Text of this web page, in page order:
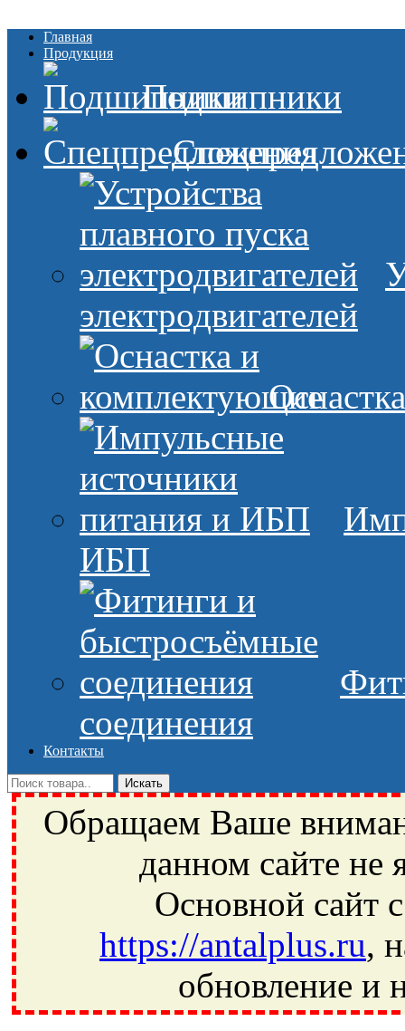
Главная
Продукция
Подшипники
электродвигателей
ИБП
соединения
Контакты
Обращаем Ваше
данном сайте не
Основной сайт
https://antalplus.ru,
обновление и